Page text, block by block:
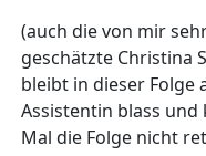
(auch die von mir
geschätzte Christina
bleibt in dieser Folge
Assistentin blass und
Mal die Folge nicht